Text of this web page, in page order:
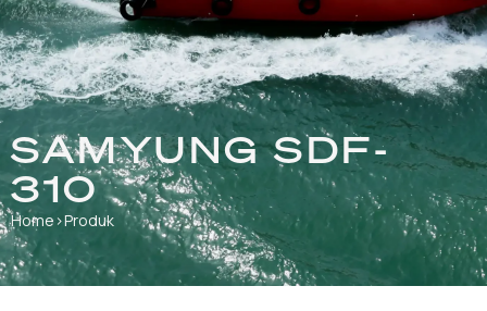
SAMYUNG SDF-
310
Home ›Produk